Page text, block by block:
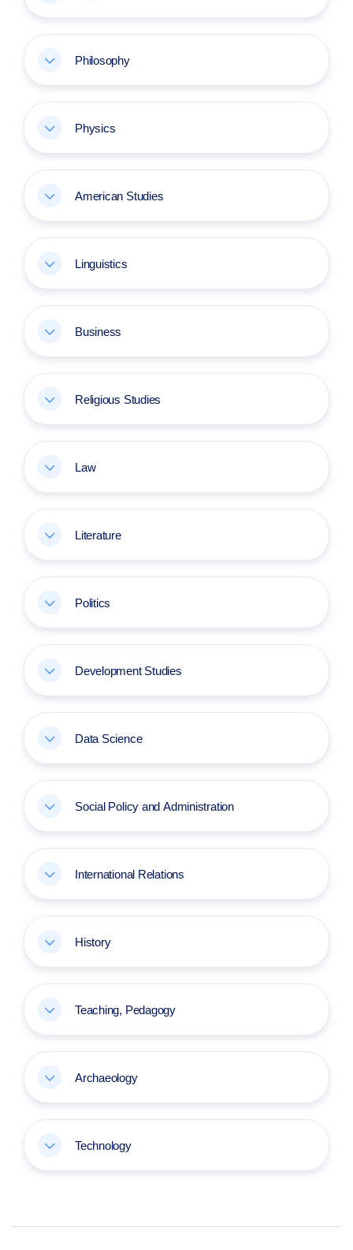
Philosophy
Physics
American Studies
Linguistics
Business
Religious Studies
Law
Literature
Politics
Development Studies
Data Science
Social Policy and Administration
International Relations
History
Teaching, Pedagogy
Archaeology
Technology